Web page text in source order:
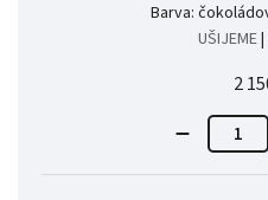
Barva:
UŠIJEME|
2